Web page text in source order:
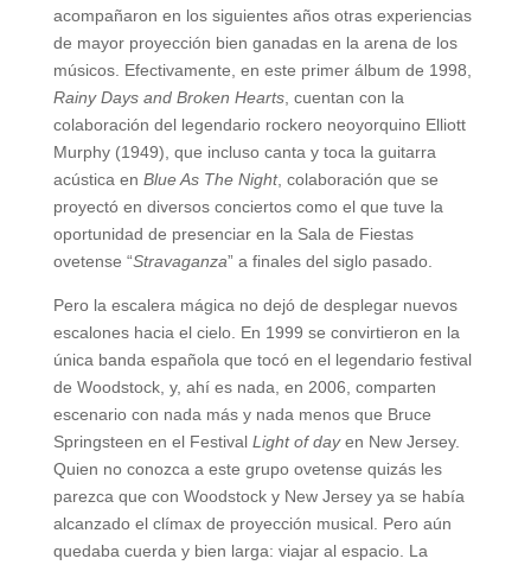
acompañaron en los siguientes años otras experiencias
de mayor proyección bien ganadas en la arena de los
músicos. Efectivamente, en este primer álbum de 1998,
Rainy Days and Broken Hearts, cuentan con la
colaboración del legendario rockero neoyorquino Elliott
Murphy (1949), que incluso canta y toca la guitarra
acústica en Blue As The Night, colaboración que se
proyectó en diversos conciertos como el que tuve la
oportunidad de presenciar en la Sala de Fiestas
ovetense “Stravaganza” a finales del siglo pasado.
Pero la escalera mágica no dejó de desplegar nuevos
escalones hacia el cielo. En 1999 se convirtieron en la
única banda española que tocó en el legendario festival
de Woodstock, y, ahí es nada, en 2006, comparten
escenario con nada más y nada menos que Bruce
Springsteen en el Festival Light of dayen New Jersey.
Quien no conozca a este grupo ovetense quizás les
parezca que con Woodstock y New Jersey ya se había
alcanzado el clímax de proyección musical. Pero aún
quedaba cuerda y bien larga: viajar al espacio. La